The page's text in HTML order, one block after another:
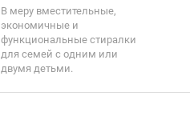
В меру вместительные,
экономичные и
функциональные стиралки
для семей с одним или
двумя детьми.